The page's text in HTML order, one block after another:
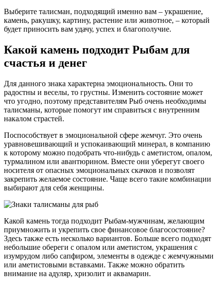
Выберите талисман, подходящий именно вам – украшение,
камень, ракушку, картину, растение или животное, – который
будет приносить вам удачу, успех и благополучие.
Какой камень подходит Рыбам для
счастья и денег
Для данного знака характерна эмоциональность. Они то
радостны и веселы, то грустны. Изменить состояние может
что угодно, поэтому представителям Рыб очень необходимы
талисманы, которые помогут им справиться с внутренним
накалом страстей.
Поспособствует в эмоциональной сфере жемчуг. Это очень
уравновешивающий и успокаивающий минерал, в компанию
к которому можно подобрать что-нибудь с аметистом, опалом,
турмалином или авантюрином. Вместе они уберегут своего
носителя от опасных эмоциональных скачков и позволят
закрепить желаемое состояние. Чаще всего такие комбинации
выбирают для себя женщины.
Какой камень тогда подходит Рыбам-мужчинам, желающим
приумножить и укрепить свое финансовое благосостояние?
Здесь также есть несколько вариантов. Больше всего подходят
небольшие обереги с опалом или аметистом, украшения с
изумрудом либо сапфиром, элементы в одежде с жемчужными
или аметистовыми вставками. Также можно обратить
внимание на адуляр, хризолит и аквамарин.